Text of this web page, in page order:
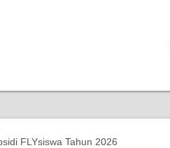
FLYsiswa Tahun 2026